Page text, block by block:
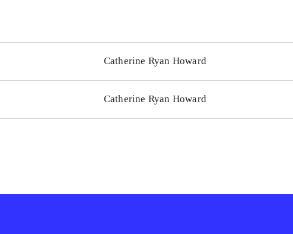
Catherine Ryan Howard
Catherine Ryan Howard